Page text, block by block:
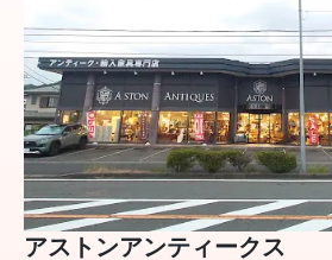
アストンアンティークス